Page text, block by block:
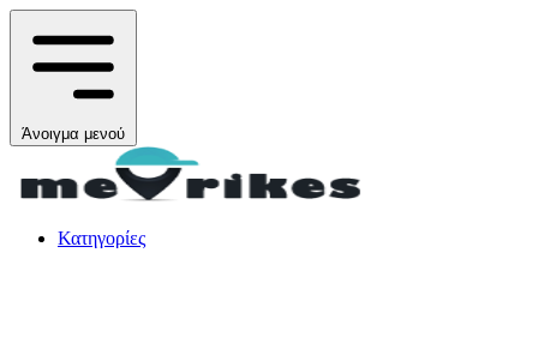
Άνοιγμα μενού
Κατηγορίες